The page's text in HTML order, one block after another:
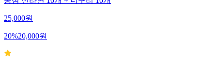
농심 신라면 10개 + 너구리 10개
25,000원
20%20,000원